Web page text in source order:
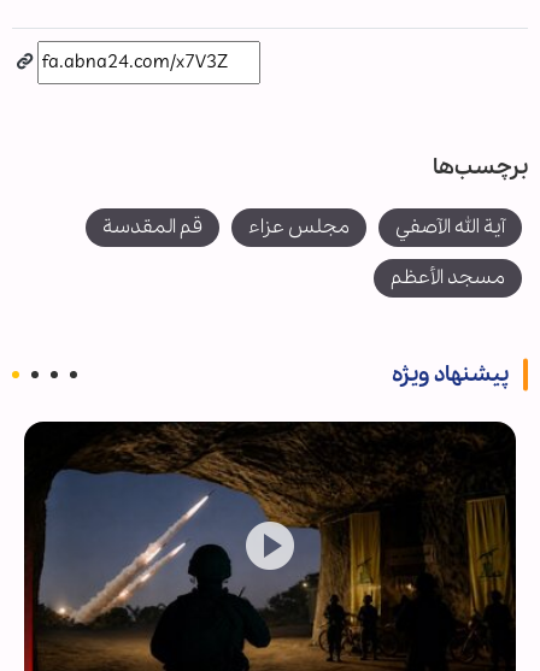
برچسب‌ها
آية الله الآصفي مجلس عزاء
قم المقدسة
مسجد الأعظم
پیشنهاد ویژه